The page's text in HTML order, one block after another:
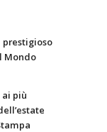
prestigioso
Mondo
più